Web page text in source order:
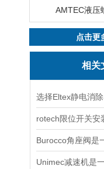
AMTEC液压
点击更
相关
选择Eltex静电消
rotech限位开关安